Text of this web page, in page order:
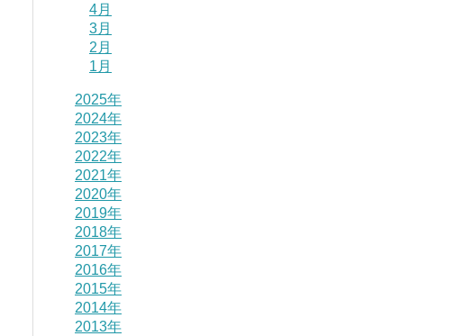
4月
3月
2月
1月
2025年
2024年
2023年
2022年
2021年
2020年
2019年
2018年
2017年
2016年
2015年
2014年
2013年